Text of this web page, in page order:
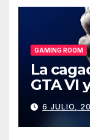
GAMING ROOM
La
GTA VI
6 JULIO,